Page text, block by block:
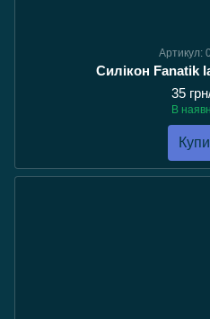
Артикул:
Силікон Fanatik
35
В